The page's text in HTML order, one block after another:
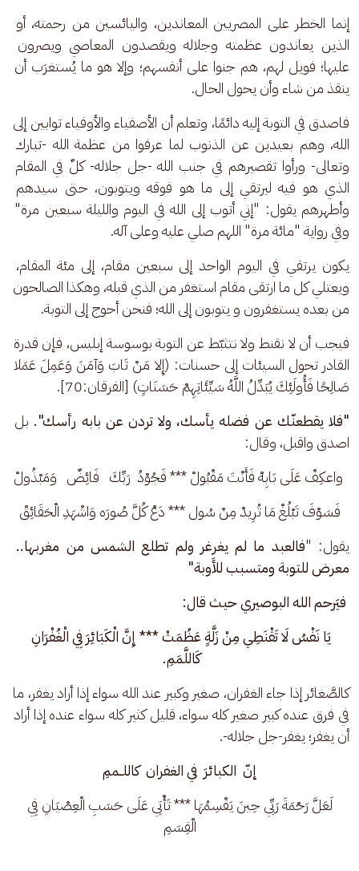
إنما الخطر على المصريين المعاندين، واليائسين من رحمته، أو
الذين يعاندون عظمته وجلاله ويقصدون المعاصي ويصرون
عليها؛ فويل لهم، هم جنوا على أنفسهم؛ وإلا هو ما يُستغرَب أن
ينقذ من شاء وأن يحول الحال.
فاصدق في التوبة إليه دائمًا، وتعلم أن الأصفياء والأوفياء توابين إلى
الله، وهم بعيدين عن الذنوب لما عرفوا من عظمة الله -تبارك
وتعالى- ورأوا تقصيرهم في جنب الله -جل جلاله- كلٌ في المقام
الذي هو فيه ليرتقي إلى ما هو فوقه ويتوبون، حتى سيدهم
وأطهرهم يقول: "إني أتوب إلى الله في اليوم والليلة سبعين مرة"
وفي رواية "مائة مرة" اللهم صلي عليه وعلى آله.
يكون يرتقي في اليوم الواحد إلى سبعين مقام، إلى مئة المقام،
ويعتلي كل ما ارتقى مقام استغفر من الذي قبله، وهكذا الصالحون
من بعده يستغفرون و يتوبون إلى الله؛ فنحن أحوج إلى التوبة.
فيجب أن لا نقنط ولا نتثبّط عن التوبة بوسوسة إبليس، فإن قدرة
القادر تحول السيئات إلى حسنات: (إِلا مَنْ تَابَ وَآمَنَ وَعَمِلَ عَمَلا
صَالِحًا فَأُولَئِكَ يُبَدِّلُ اللَّهُ سَيِّئَاتِهِمْ حَسَنَاتٍ) [الفرقان:70].
"فلا يقطعنّك عن فضله يأسك، ولا تردن عن بابه رأسك". بل
اصدق واقبل، وقال:
واعكِفْ عَلَى بَابِهْ فَأَنْتَ مَقْبُولْ *** فَجُوْدُ  رَبِّكَ   فَائِضٌ   وَمَبْذُولْ
فَسَوْفَ تَبْلُغْ مَا تُرِيدْ مِنْ سُول *** دَعْ كُلَّ صُورَه وَاشْهَدِ الْحَقَائِقْ
يقول: "فالعبد ما لم يغرغر ولم تطلع الشمس من مغربها..
معرض للتوبة ومتسبب للأَوبة"
فيَرحم الله البوصيري حيث قال:
يَا نَفْسُ لَا تَقْنَطِي مِنْ زَلَّةٍ عَظُمَتْ *** إِنَّ الْكَبَائِرَ فِي الْغُفْرَانِ
كَاللَّمَمِ.
كالصَّغائر إذا جاء الغفران، صغير وكبير عند الله سواء إذا أراد يغفر، ما
في فرق عنده كبير صغير كله سواء، قليل كثير كله سواء عنده إذا أراد
أن يغفر؛ يغفر-جل جلاله-.
إنّ  الكبائرَ  في الغفران  كاللــممِ
لَعَلَّ رَحْمَةَ رَبِّي حِينَ يَقْسِمُهَا *** تَأْتِي عَلَى حَسَبِ الْعِصْيَانِ فِي
الْقِسَمِ